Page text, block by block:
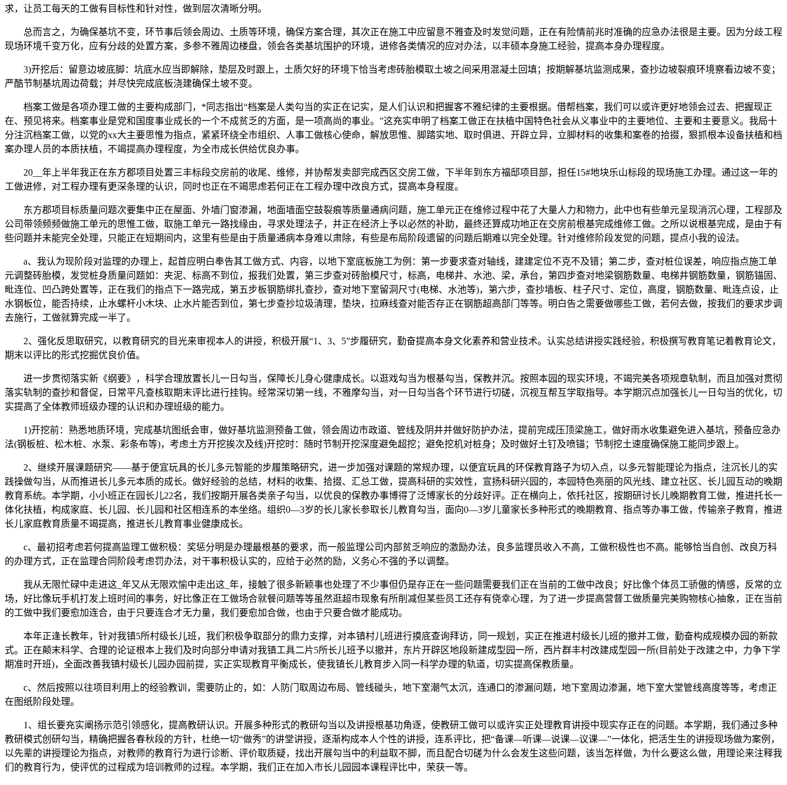
求，让员工每天的工做有目标性和针对性，做到层次清晰分明。
总而言之，为确保基坑不变，环节事后领会周边、土质等环境，确保方案合理，其次正在施工中应留意不雅查及时发觉问题，正在有险情前兆时准确的应急办法很是主要。因为分歧工程
现场环境千变万化，应有分歧的处置方案，多参不雅周边楼盘，领会各类基坑围护的环境，进修各类情况的应对办法，以丰硕本身施工经验，提高本身办理程度。
3)开挖后：留意边坡底脚：坑底水应当即解除，垫层及时跟上，土质欠好的环境下恰当考虑砖胎模取土坡之间采用混凝土回填；按期解基坑监测成果，查抄边坡裂痕环境察看边坡不变；
严酷节制基坑周边荷载；并尽快完成底板浇建确保土坡不变。
档案工做是各项办理工做的主要构成部门，*同志指出“档案是人类勾当的实正在记实，是人们认识和把握客不雅纪律的主要根据。借帮档案，我们可以或许更好地领会过去、把握现正
在、预见将来。档案事业是党和国度事业成长的一个不成贫乏的方面，是一项高尚的事业。”这充实申明了档案工做正在扶植中国特色社会从义事业中的主要地位、主要和主要意义。我局十
分注沉档案工做，以党的xx大主要思惟为指点，紧紧环绕全市组织、人事工做核心使命，解放思惟、脚踏实地、取时俱进、开辟立异，立脚材料的收集和案卷的拾掇，狠抓根本设备扶植和档
案办理人员的本质扶植，不竭提高办理程度，为全市成长供给优良办事。
20__年上半年我正在东方郡项目处置三丰标段交房前的收尾、维修，并协帮发卖部完成西区交房工做，下半年到东方福邸项目部，担任15#地块乐山标段的现场施工办理。通过这一年的
工做进修，对工程办理有更深条理的认识，同时也正在不竭思虑若何正在工程办理中改良方式，提高本身程度。
东方郡项目标质量问题次要集中正在屋面、外墙门窗渗漏，地面墙面空鼓裂痕等质量通病问题，施工单元正在维修过程中花了大量人力和物力，此中也有些单元呈现消沉心理，工程部及
公司带领频频做施工单元的思惟工做，取施工单元一路找缘由，寻求处理法子，并正在经济上予以必然的补助，最终还算成功地正在交房前根基完成维修工做。之所以说根基完成，是由于有
些问题并未能完全处理，只能正在短期间内，这里有些是由于质量通病本身难以肃除，有些是布局阶段遗留的问题后期难以完全处理。针对维修阶段发觉的问题，提点小我的设法。
a、我认为现阶段对监理的办理上，起首应明白奉告其工做方式、内容，以地下室底板施工为例：第一步要求查对轴线，建建定位不克不及错；第二步，查对桩位误差，响应指点施工单
元调整砖胎模，发觉桩身质量问题如：夹泥、标高不到位，报我们处置，第三步查对砖胎模尺寸，标高，电梯井、水池、梁，承台，第四步查对地梁钢筋数量、电梯井钢筋数量，钢筋锚固、
毗连位、凹凸跨处置等，正在我们的指点下一路完成，第五步板钢筋绑扎查抄，查对地下室留洞尺寸(电梯、水池等)，第六步，查抄墙板、柱子尺寸、定位，高度，钢筋数量、毗连点设，止
水钢板位，能否持续，止水螺杆小木块、止水片能否到位，第七步查抄垃圾清理，垫块，拉麻线查对能否存正在钢筋超高部门等等。明白告之需要做哪些工做，若何去做，按我们的要求步调
去施行，工做就算完成一半了。
2、强化反思取研究，以教育研究的目光来审视本人的讲授，积极开展“1、3、5”步履研究，勤奋提高本身文化素养和营业技术。认实总结讲授实践经验，积极撰写教育笔记着教育论文，
期末以评比的形式挖掘优良价值。
进一步贯彻落实新《纲要》，科学合理放置长儿一日勾当，保障长儿身心健康成长。以逛戏勾当为根基勾当，保教并沉。按照本园的现实环境，不竭完美各项规章轨制，而且加强对贯彻
落实轨制的查抄和督促，日常平凡查核取期末评比进行挂钩。经常深切第一线，不雅摩勾当，对一日勾当各个环节进行切磋，沉视互帮互学取指导。本学期沉点加强长儿一日勾当的优化，切
实提高了全体教师班级办理的认识和办理班级的能力。
1)开挖前：熟悉地质环境，完成基坑图纸会审，做好基坑监测预备工做，领会周边市政道、管线及阴井并做好防护办法，提前完成压顶梁施工，做好雨水收集避免进入基坑，预备应急办
法(钢板桩、松木桩、水泵、彩条布等)，考虑土方开挖挨次及线)开挖时：随时节制开挖深度避免超挖；避免挖机对桩身；及时做好土钉及喷锚；节制挖土速度确保施工能同步跟上。
2、继续开展课题研究——基于便宜玩具的长儿多元智能的步履策略研究，进一步加强对课题的常规办理，以便宜玩具的环保教育路子为切入点，以多元智能理论为指点，注沉长儿的实
践操做勾当，从而推进长儿多元本质的成长。做好经验的总结，材料的收集、拾掇、汇总工做，提高科研的实效性，宣扬科研兴园的，本园特色亮丽的风光线、建立社区、长儿园互动的晚期
教育系统。本学期，小小班正在园长儿22名，我们按期开展各类亲子勾当，以优良的保教办事博得了泛博家长的分歧好评。正在横向上，依托社区，按期研讨长儿晚期教育工做，推进托长一
体化扶植，构成家庭、长儿园、长儿园和社区相连系的本坐络。组织0—3岁的长儿家长参取长儿教育勾当，面向0—3岁儿童家长多种形式的晚期教育、指点等办事工做，传输亲子教育，推进
长儿家庭教育质量不竭提高，推进长儿教育事业健康成长。
c、最初招考虑若何提高监理工做积极：奖惩分明是办理最根基的要求，而一般监理公司内部贫乏响应的激励办法，良多监理员收入不高，工做积极性也不高。能够恰当自创、改良万科
的办理方式，正在监理合同阶段考虑罚办法，对干事积极认实的，应给于必然的励，义务心不强的予以调整。
我从无限忙碌中走进这_年又从无限欢愉中走出这_年，接触了很多新颖事也处理了不少事但仍是存正在一些问题需要我们正在当前的工做中改良；好比像个体员工骄傲的情感，反常的立
场，好比像玩手机打发上班时间的事务，好比像正在工做场合就餐问题等等虽然逛超市现象有所削减但某些员工还存有侥幸心理，为了进一步提高营督工做质量完美购物核心抽象，正在当前
的工做中我们要愈加连合，由于只要连合才无力量，我们要愈加合做，也由于只要合做才能成功。
本年正逢长教年，针对我镇5所村级长儿班，我们积极争取部分的鼎力支撑，对本镇村儿班进行摸底查询拜访，同一规划，实正在推进村级长儿班的撤并工做，勤奋构成规模办园的新款
式。正在颠末科学、合理的论证根本上我们及时向部分申请对我镇工具二片5所长儿班予以撤并，东片开辟区地段新建成型园一所，西片群丰村改建成型园一所(目前处于改建之中，力争下学
期准时开班)，全面改善我镇村级长儿园办园前提，实正实现教育平衡成长，使我镇长儿教育步入同一科学办理的轨道，切实提高保教质量。
c、然后按照以往项目利用上的经验教训，需要防止的，如：人防门取周边布局、管线碰头，地下室潮气太沉，连通口的渗漏问题，地下室周边渗漏，地下室大堂管线高度等等，考虑正
在图纸阶段处理。
1、组长要充实阐扬示范引领感化，提高教研认识。开展多种形式的教研勾当以及讲授根基功角逐，使教研工做可以或许实正处理教育讲授中现实存正在的问题。本学期，我们通过多种
教研模式创研勾当，精确把握各春秋段的方针，杜绝一切“做秀”的讲堂讲授，逐渐构成本人个性的讲授，连系评比，把“备课—听课—说课—议课—”一体化，把活生生的讲授现场做为案例，
以先辈的讲授理论为指点，对教师的教育行为进行诊断、评价取质疑，找出开展勾当中的利益取不脚，而且配合切磋为什么会发生这些问题，该当怎样做，为什么要这么做，用理论来注释我
们的教育行为，使评优的过程成为培训教师的过程。本学期，我们正在加入市长儿园园本课程评比中，荣获一等。